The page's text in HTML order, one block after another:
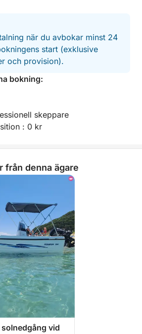
we stopped
for me
for me to capture
3 of us together!
for such a
definitely book
I would
när du avbokar minst 24
start (exklusive
och provision).
bokning:
skeppare
: 0 kr
från denna ägare
vid